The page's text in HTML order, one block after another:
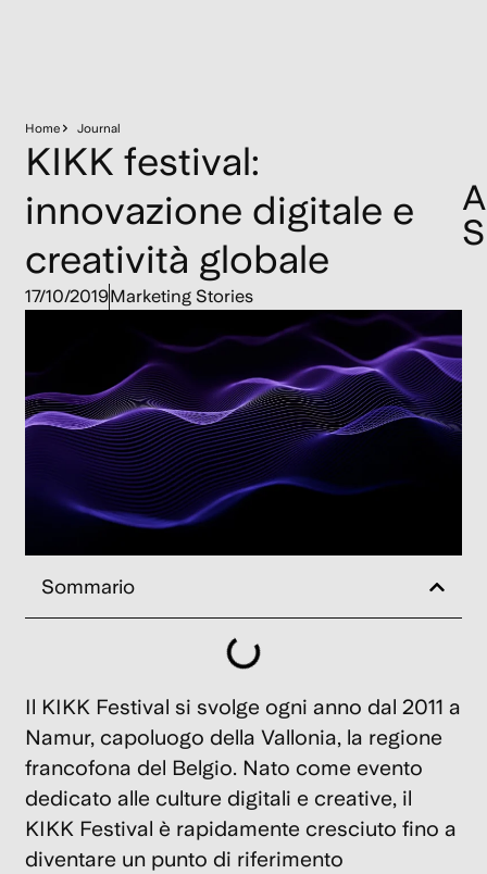
Home Journal
KIKK festival:
innovazione digitale e
creatività globale
17/10/2019Marketing Stories
Sommario
Il KIKK Festival si svolge ogni anno dal 2011 a
Namur, capoluogo della Vallonia, la regione
francofona del Belgio. Nato come evento
dedicato alle culture digitali e creative, il
KIKK Festival è rapidamente cresciuto fino a
diventare un punto di riferimento